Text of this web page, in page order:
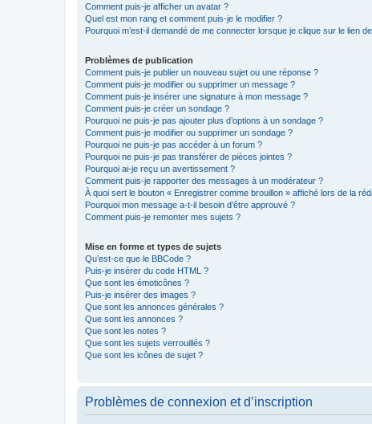
Comment puis-je afficher un avatar ?
Quel est mon rang et comment puis-je le modifier ?
Pourquoi m’est-il demandé de me connecter lorsque je clique sur le lien
Problèmes de publication
Comment puis-je publier un nouveau sujet ou une réponse ?
Comment puis-je modifier ou supprimer un message ?
Comment puis-je insérer une signature à mon message ?
Comment puis-je créer un sondage ?
Pourquoi ne puis-je pas ajouter plus d’options à un sondage ?
Comment puis-je modifier ou supprimer un sondage ?
Pourquoi ne puis-je pas accéder à un forum ?
Pourquoi ne puis-je pas transférer de pièces jointes ?
Pourquoi ai-je reçu un avertissement ?
Comment puis-je rapporter des messages à un modérateur ?
À quoi sert le bouton « Enregistrer comme brouillon » affiché lors de la
Pourquoi mon message a-t-il besoin d’être approuvé ?
Comment puis-je remonter mes sujets ?
Mise en forme et types de sujets
Qu’est-ce que le BBCode ?
Puis-je insérer du code HTML ?
Que sont les émoticônes ?
Puis-je insérer des images ?
Que sont les annonces générales ?
Que sont les annonces ?
Que sont les notes ?
Que sont les sujets verrouillés ?
Que sont les icônes de sujet ?
Problèmes de connexion et d’inscription